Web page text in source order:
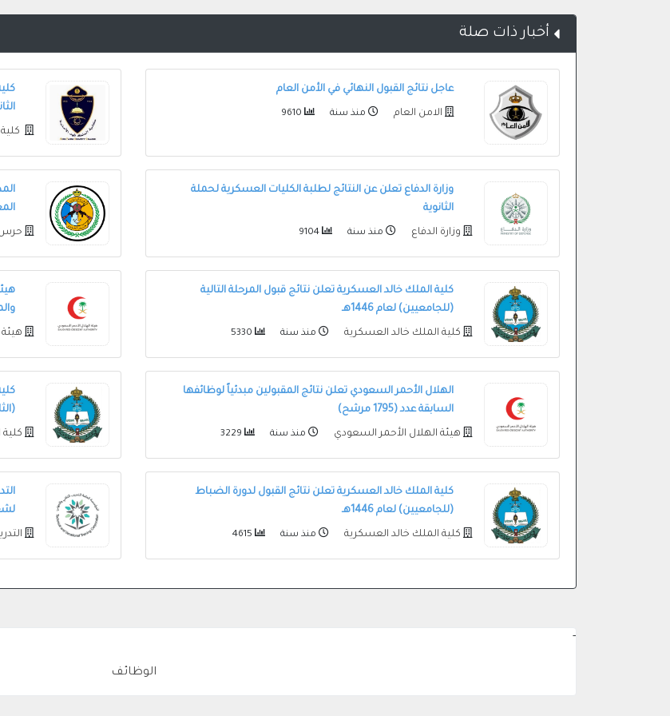
أخبار ذات صلة
عاجل نتائج القبول النهائي في الأمن العام
الامن العام منذ سنة
وزارة الدفاع تعلن عن النتائج لطلبة الكليات العسكرية لحملة
الثانوية
وزارة الدفاع منذ سنة حرس
كلية الملك خالد العسكرية تعلن نتائج قبول المرحلة التالية
(للجامعيين) لعام 1446هـ
كلية الملك خالد العسكرية منذ سنة
الهلال الأحمر السعودي تعلن نتائج المقبولين مبدئياً لوظائفها
السابقة عدد (1795 مرشح)
هيئة الهلال الأحمر السعودي منذ سنة
كلية الملك خالد العسكرية تعلن نتائج القبول لدورة الضباط
(للجامعيين) لعام 1446هـ
كلية الملك خالد العسكرية منذ سنة
-
الوظائف